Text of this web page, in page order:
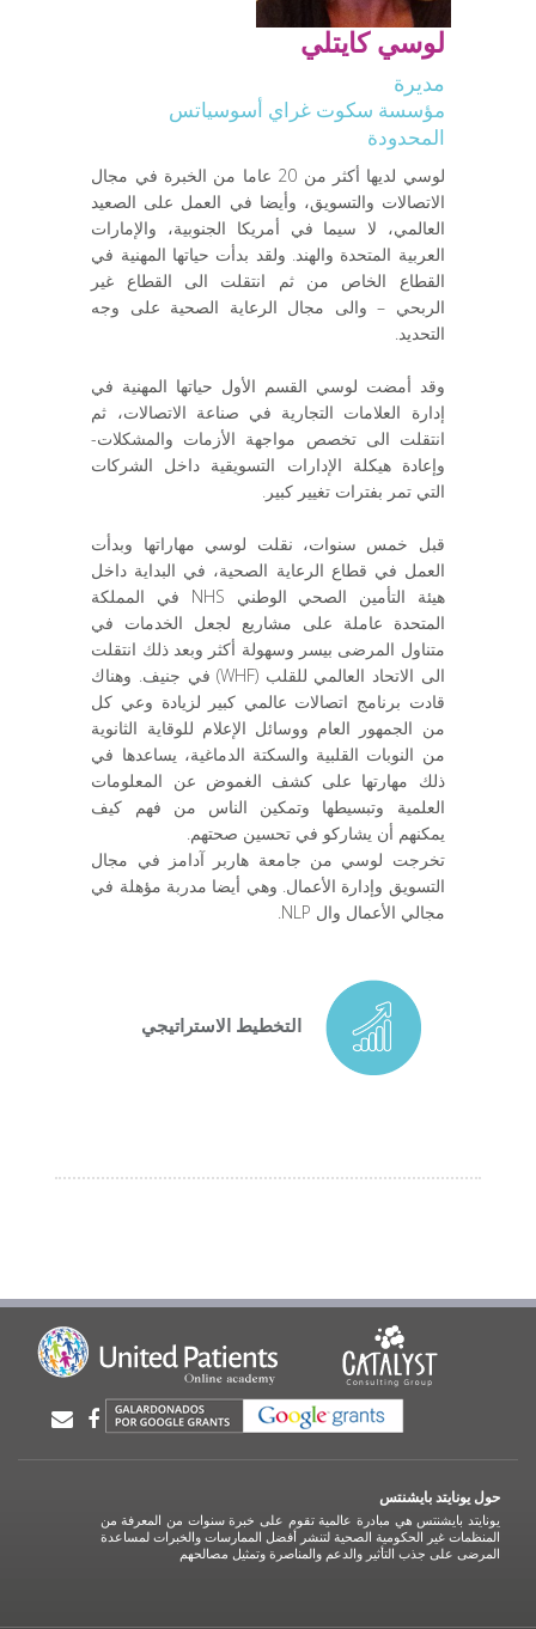
لوسي كايتلي
مديرة
مؤسسة سكوت غراي أسوسياتس
المحدودة
لوسي لديها أكثر من 20 عاما من الخبرة في مجال
الاتصالات والتسويق، وأيضا في العمل على الصعيد
العالمي، لا سيما في أمريكا الجنوبية، والإمارات
العربية المتحدة والهند. ولقد بدأت حياتها المهنية في
القطاع الخاص من ثم انتقلت الى القطاع غير
الربحي – والى مجال الرعاية الصحية على وجه
التحديد.
وقد أمضت لوسي القسم الأول حياتها المهنية في
إدارة العلامات التجارية في صناعة الاتصالات، ثم
انتقلت الى تخصص مواجهة الأزمات والمشكلات-
وإعادة هيكلة الإدارات التسويقية داخل الشركات
التي تمر بفترات تغيير كبير.
قبل خمس سنوات، نقلت لوسي مهاراتها وبدأت
العمل في قطاع الرعاية الصحية، في البداية داخل
هيئة التأمين الصحي الوطني NHS في المملكة
المتحدة عاملة على مشاريع لجعل الخدمات في
متناول المرضى بيسر وسهولة أكثر وبعد ذلك انتقلت
الى الاتحاد العالمي للقلب (WHF) في جنيف. وهناك
قادت برنامج اتصالات عالمي كبير لزيادة وعي كل
من الجمهور العام ووسائل الإعلام للوقاية الثانوية
من النوبات القلبية والسكتة الدماغية، يساعدها في
ذلك مهارتها على كشف الغموض عن المعلومات
العلمية وتبسيطها وتمكين الناس من فهم كيف
يمكنهم أن يشاركو في تحسين صحتهم.
تخرجت لوسي من جامعة هاربر آدامز في مجال
التسويق وإدارة الأعمال. وهي أيضا مدربة مؤهلة في
مجالي الأعمال وال NLP.
التخطيط الاستراتيجي
حول يونايتد بايشنتس
يونايتد بايشنتس هي مبادرة عالمية تقوم على خبرة سنوات من المعرفة من
المنظمات غير الحكومية الصحية لتنشر أفضل الممارسات والخبرات لمساعدة
المرضى على جذب التأثير والدعم والمناصرة وتمثيل مصالحهم